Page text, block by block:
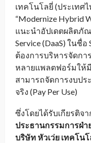
เทคโนโลยี่ (ประเทศ
“Modernize Hybrid
แนะนำอัปเดตผลิตภั
Service (DaaS) ในชื่
ต้องการบริหารจัดก
หลายแพลตฟอร์มให้
สามารถจัดการงบป
จริง (Pay Per Use)
ซึ่งโดยได้รับเกียรติจา
ประธานกรรมการฝ่
บริษัท หัวเว่ย เทคโน